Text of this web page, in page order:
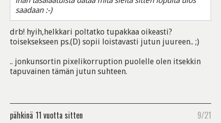
saadaan :-)
drb! hyih,helkkari poltatko tupakkaa oikeasti?
toiseksekseen ps.(D) sopii loistavasti jutun juureen.. ;)
.. jonkunsortin pixelikorruption puolelle olen itsekkin
tapuvainen tämän jutun suhteen.
pähkinä 11 vuotta sitten 9/21